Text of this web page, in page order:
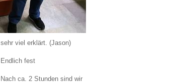
sehr viel erklärt. (Jason)
Endlich fest
Nach ca. 2 Stunden sind wir